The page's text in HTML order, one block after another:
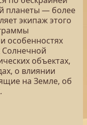
планеты — более
экипаж этого
особенностях
Солнечной
объектах,
о влиянии
на Земле, об